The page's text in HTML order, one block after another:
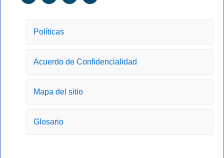
g
Políticas
Acuerdo de Confidencialidad
Mapa del sitio
Glosario